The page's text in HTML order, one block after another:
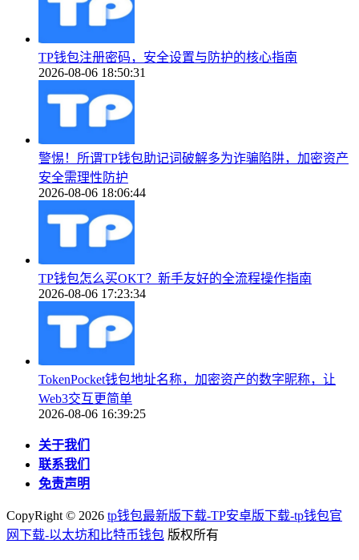
TP钱包注册密码，安全设置与防护的核心指南
2026-08-06 18:50:31
警惕！所谓TP钱包助记词破解多为诈骗陷阱，加密资产
安全需理性防护
2026-08-06 18:06:44
TP钱包怎么买OKT？新手友好的全流程操作指南
2026-08-06 17:23:34
TokenPocket钱包地址名称，加密资产的数字昵称，让
Web3交互更简单
2026-08-06 16:39:25
关于我们
联系我们
免责声明
CopyRight © 2026 tp钱包最新版下载-TP安卓版下载-tp钱包官
网下载-以太坊和比特币钱包 版权所有